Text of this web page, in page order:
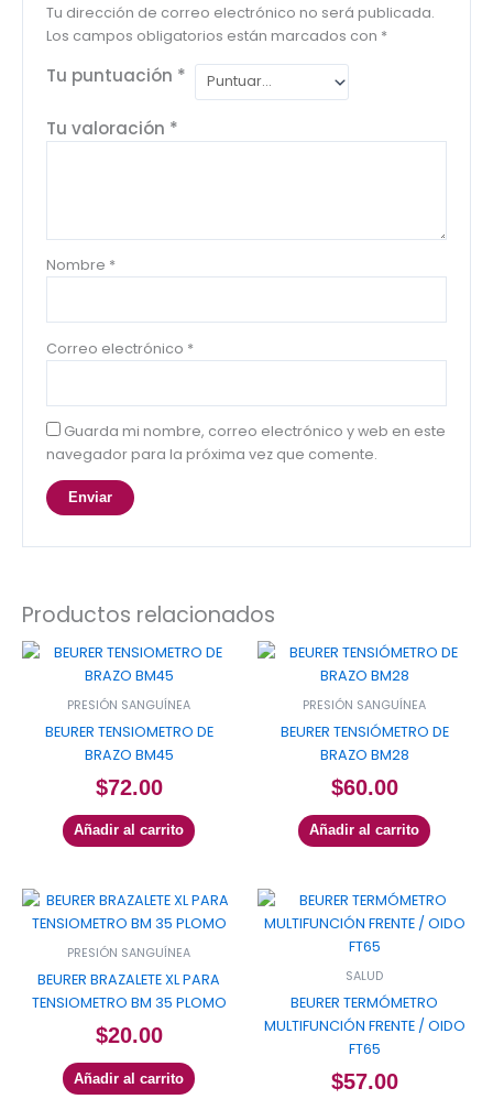
Tu dirección de correo electrónico no será publicada.
Los campos obligatorios están marcados con *
Tu puntuación *
Tu valoración *
Nombre *
Correo electrónico *
Guarda mi nombre, correo electrónico y web en este
navegador para la próxima vez que comente.
Productos relacionados
PRESIÓN SANGUÍNEA
BEURER TENSIOMETRO DE
BRAZO BM45
$72.00
Añadir al carrito
PRESIÓN SANGUÍNEA
BEURER TENSIÓMETRO DE
BRAZO BM28
$60.00
Añadir al carrito
PRESIÓN SANGUÍNEA
BEURER BRAZALETE XL PARA
TENSIOMETRO BM 35 PLOMO
$20.00
Añadir al carrito
SALUD
BEURER TERMÓMETRO
MULTIFUNCIÓN FRENTE / OIDO
FT65
$57.00